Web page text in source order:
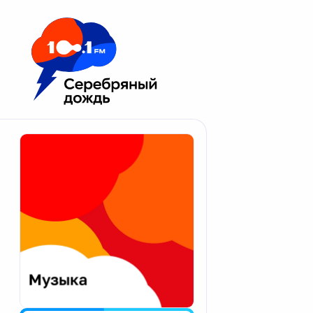
Москва 100.1 FM
Апатиты
Екатеринбург
Калининград
Калуга